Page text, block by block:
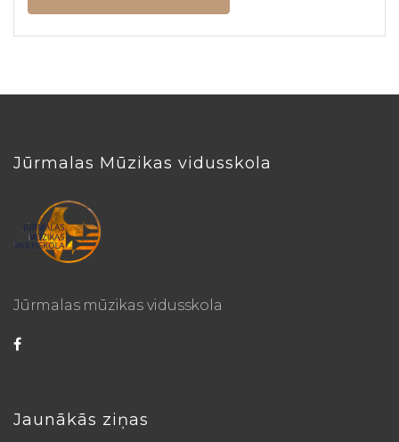
Jūrmalas Mūzikas vidusskola
Jūrmalas mūzikas vidusskola
Jaunākās ziņas